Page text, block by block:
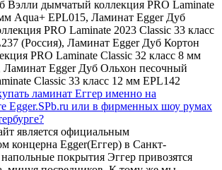
Вэлли дымчатый коллекция PRO Laminate
Aqua+ EPL015, Ламинат Egger Дуб
PRO Laminate 2023 Classic 33 класс
(Россия), Ламинат Egger Дуб Кортон
PRO Laminate Classic 32 класс 8 мм
Ламинат Egger Дуб Ольхон песочный
Classic 33 класс 12 мм EPL142
ламинат Еггер именно на
Egger.SPb.ru или в фирменных шоу румах
является официальным
концерна Egger(Еггер) в Санкт-
покрытия Эггер привозятся